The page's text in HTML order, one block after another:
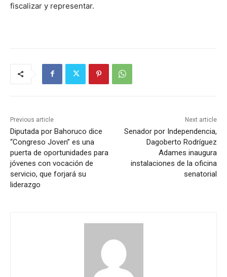
fiscalizar y representar.
Previous article
Diputada por Bahoruco dice
“Congreso Joven” es una
puerta de oportunidades para
jóvenes con vocación de
servicio, que forjará su
liderazgo
Next article
Senador por Independencia,
Dagoberto Rodríguez
Adames inaugura
instalaciones de la oficina
senatorial